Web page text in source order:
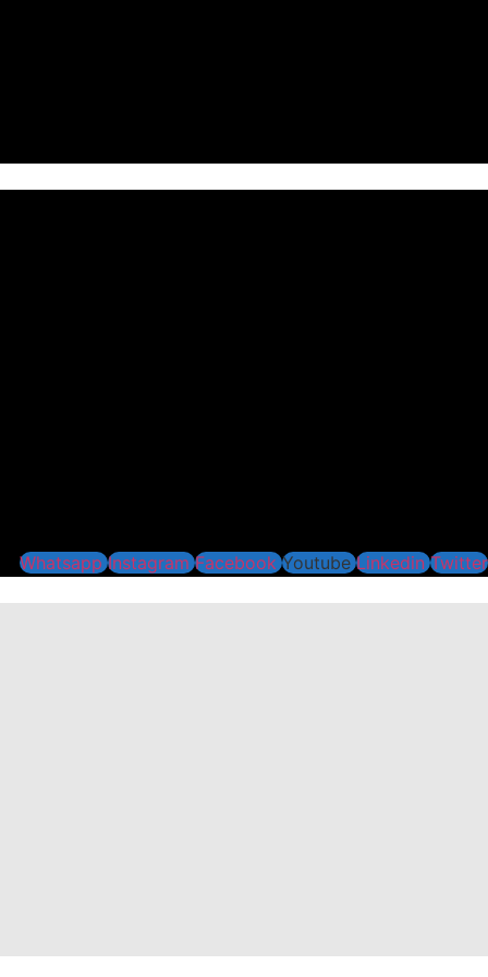
Whatsapp Instagram Facebook Youtube Linkedin Twitter